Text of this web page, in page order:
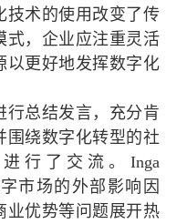
技术的使用改变了传
式，企业应注重灵活
以更好地发挥数字化
行总结发言，充分肯
围绕数字化转型的社
进行了交流。Inga
市场的外部影响因
业优势等问题展开热